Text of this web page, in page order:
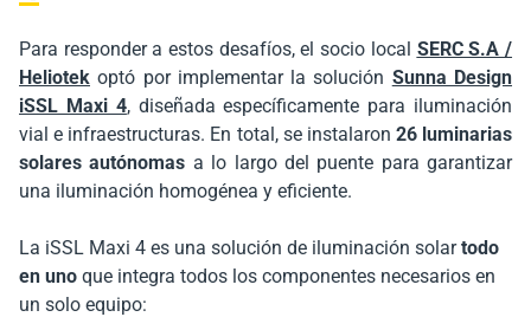
Para responder a estos desafíos, el socio local SERC S.A /
Heliotek optó por implementar la solución Sunna Design
iSSL Maxi 4, diseñada específicamente para iluminación
vial e infraestructuras. En total, se instalaron 26 luminarias
solares autónomas a lo largo del puente para garantizar
una iluminación homogénea y eficiente.
La iSSL Maxi 4 es una solución de iluminación solartodo
en uno que integra todos los componentes necesarios en
un solo equipo: